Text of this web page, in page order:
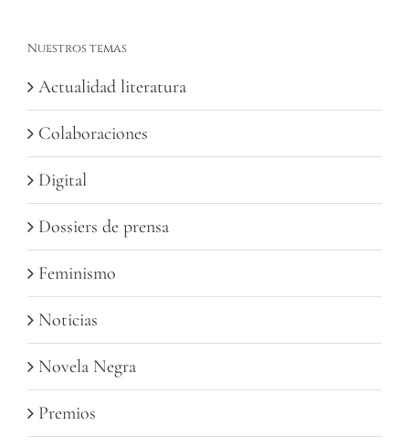
Nuestros temas
Actualidad literatura
Colaboraciones
Digital
Dossiers de prensa
Feminismo
Noticias
Novela Negra
Premios